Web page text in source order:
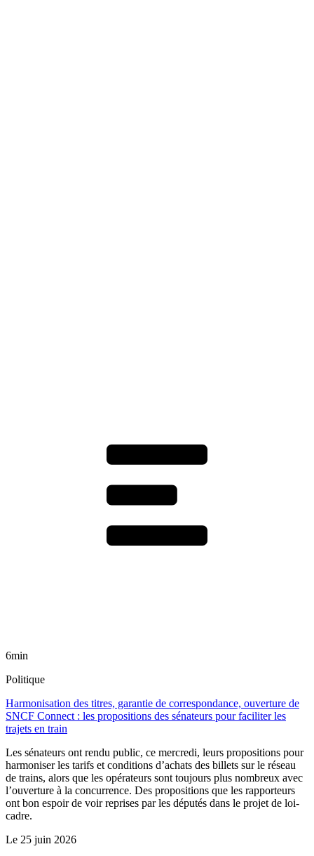
6min
Politique
Harmonisation des titres, garantie de correspondance, ouverture de
SNCF Connect : les propositions des sénateurs pour faciliter les
trajets en train
Les sénateurs ont rendu public, ce mercredi, leurs propositions pour
harmoniser les tarifs et conditions d’achats des billets sur le réseau
de trains, alors que les opérateurs sont toujours plus nombreux avec
l’ouverture à la concurrence. Des propositions que les rapporteurs
ont bon espoir de voir reprises par les députés dans le projet de loi-
cadre.
Le 25 juin 2026